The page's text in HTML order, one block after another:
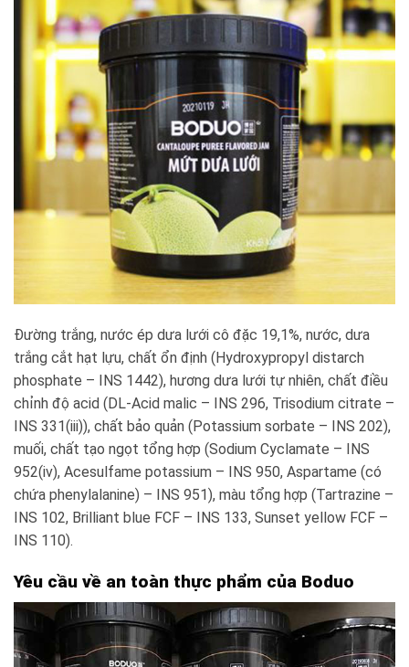
Đường trắng, nước ép dưa lưới cô đặc 19,1%, nước, dưa
trắng cắt hạt lựu, chất ổn định (Hydroxypropyl distarch
phosphate – INS 1442), hương dưa lưới tự nhiên, chất điều
chỉnh độ acid (DL-Acid malic – INS 296, Trisodium citrate –
INS 331(iii)), chất bảo quản (Potassium sorbate – INS 202),
muối, chất tạo ngọt tổng hợp (Sodium Cyclamate – INS
952(iv), Acesulfame potassium – INS 950, Aspartame (có
chứa phenylalanine) – INS 951), màu tổng hợp (Tartrazine –
INS 102, Brilliant blue FCF – INS 133, Sunset yellow FCF –
INS 110).
Yêu cầu về an toàn thực phẩm của Boduo